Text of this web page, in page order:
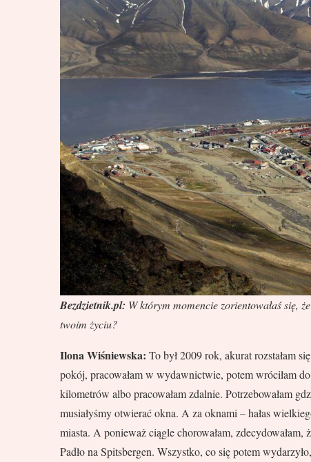
Bezdzietnik.pl: W którym momencie zorientowałaś się,
twoim życiu?
Ilona Wiśniewska: To był 2009 rok, akurat rozstałam
pokój, pracowałam w wydawnictwie, potem wróciłam
kilometrów albo pracowałam zdalnie. Potrzebowałam
musiałyśmy otwierać okna. A za oknami – hałas
miasta. A ponieważ ciągle chorowałam,
Padło na Spitsbergen. Wszystko, co się potem